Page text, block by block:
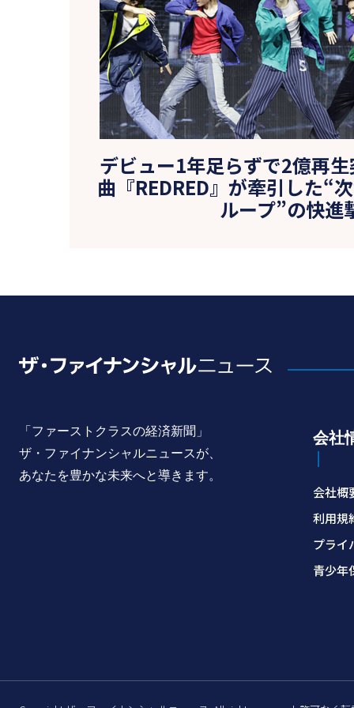
デビュー1年足らずで2億再
曲『REDRED』が牽引した“
ループ”の快進
「ファーストクラスの経済新聞」
ザ・ファイナンシャルニュースが、
あなたを豊かな未来へと導きます。
会社
会社概
利用規
プライ
青少年